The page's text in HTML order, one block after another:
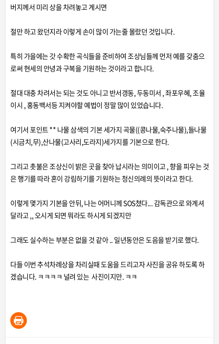
버지께서 미리 상을 차려놓고 계시면
절만 하고 왔던지라 이렇게 손이 많이 가는줄 몰랐던 것입니다.
특히 가을에는 갓 수확한 곡식들을 준비하여 조상님들께 먼저 예를 갖춤으
로써 현세의 안녕과 구복을 기원하는 것이라고 합니다.
절대 대충 차려서는 되는 것도 아니고 반서갱동, 두동미서 , 좌포우혜, 조율
이시 , 홍동백서등 지켜야할 예법이 정말 많이 있었습니다.
여기서 포인트 ** 나물 삼색의 기본 세가지 곡물((콩나물,숙주나물),들나물
(시금치,무),산나물(고사리,도라지)세가지를 기본으로 한다.
그리고 촛불은 조상신이 밝은 곳을 찾아 납시라는 의미이고 , 향을 피우는 것
은 행기를 따라 혼이 강림하기를 기원하는 청신의례의 뜻이라고 한다.
이렇게 몇가지 기본을 안뒤, 나는 어머니께 SOS쳤다... 감독관으로 와계셔
달라고 ,, 오시게 되면 뭐라도 하시게 되겠지만
그래도 실수하는 부분은 없을 것 같아 .. 일년동안은 도음을 받기로 했다.
다들 이번 추석차례상을 차리실때 도움을 드리고자 사진을 공유 하도록 하
겠습니다. ㅋㅋㅋㅋ 널려 있는 사진이지만. ㅋㅋ